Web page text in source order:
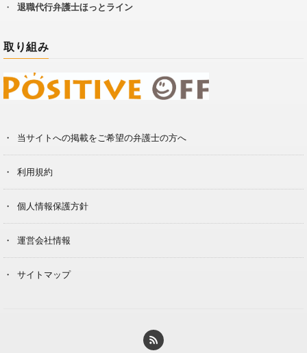
退職代行弁護士ほっとライン
取り組み
当サイトへの掲載をご希望の弁護士の方へ
利用規約
個人情報保護方針
運営会社情報
サイトマップ